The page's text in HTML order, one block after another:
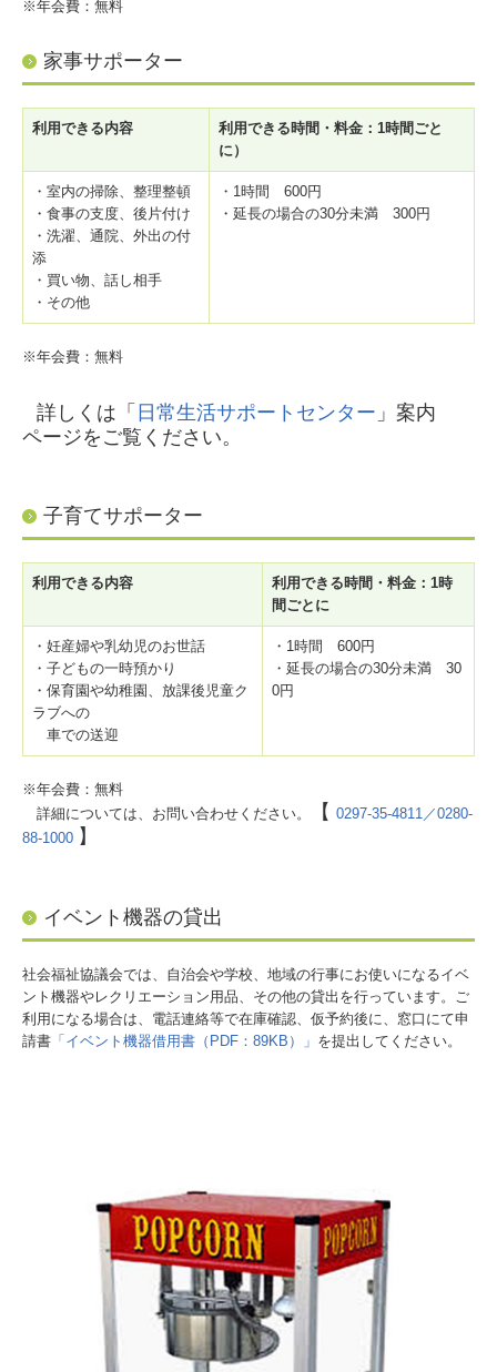
※年会費：無料
家事サポーター
利用できる内容
利用できる時間・料金：1時間ごと
に）
・室内の掃除、整理整頓
・食事の支度、後片付け
・洗濯、通院、外出の付
添
・買い物、話し相手
・その他
・1時間 600円
・延長の場合の30分未満 300円
※年会費：無料
詳しくは「 日常生活サポートセンター 」案内
ページをご覧ください。
子育てサポーター
利用できる内容
利用できる時間・料金：1時
間ごとに
・妊産婦や乳幼児のお世話
・子どもの一時預かり
・保育園や幼稚園、放課後児童ク
ラブへの
車での送迎
・1時間 600円
・延長の場合の30分未満 30
0円
※年会費：無料
詳細については、お問い合わせください。
【 0297-35-4811／0280-
88-1000 】
イベント機器の貸出
社会福祉協議会では、自治会や学校、地域の行事にお使いになるイベ
ント機器やレクリエーション用品、その他の貸出を行っています。ご
利用になる場合は、電話連絡等で在庫確認、仮予約後に、窓口にて申
請書 「イベント機器借用書（PDF：89KB）」 を提出してください。